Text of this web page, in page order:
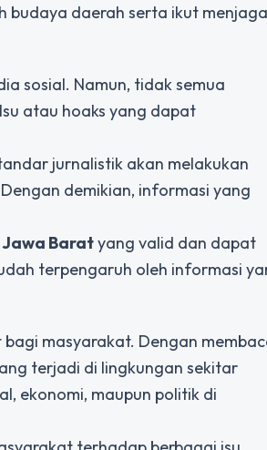
budaya daerah serta ikut menjaga
sosial. Namun, tidak semua
atau hoaks yang dapat
jurnalistik akan melakukan
demikian, informasi yang
Baratyang valid dan dapat
terpengaruh oleh informasi
masyarakat. Dengan
terjadi di lingkungan sekitar
ekonomi, maupun politik di